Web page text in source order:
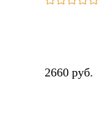
2660 руб.